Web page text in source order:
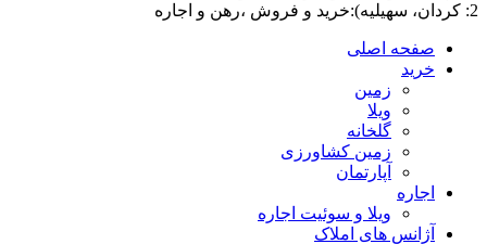
2: کردان، سهیلیه):خرید و فروش ،رهن و اجاره
صفحه اصلی
خرید
زمین
ویلا
گلخانه
زمین کشاورزی
آپارتمان
اجاره
ویلا و سوئیت اجاره
آژانس های املاک